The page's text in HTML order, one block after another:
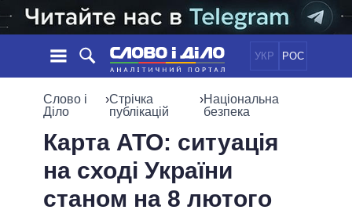
УКР РОС
НОВИНИ
ПОДІЇ
СТАТТІ
ДУМКИ
ЕКОНОМІКА
СУСПІЛЬСТВО
СВІТ
ОБIЦЯНКИ
ПОЛIТИКИ
УСІ ПОЛІТИКИІНФОГРАФІКА
Слово і
Діло
›Стрічка
публікацій
›Національна
безпека
Карта АТО: ситуація
на сході України
станом на 8 лютого